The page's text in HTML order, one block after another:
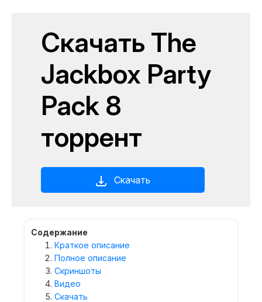
Скачать The
Jackbox Party
Pack 8
торрент
Скачать
Содержание
Краткое описание
Полное описание
Скриншоты
Видео
Скачать